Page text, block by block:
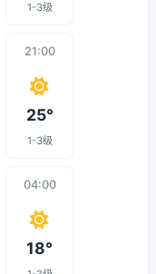
1-3级
21:00
25°
1-3级
04:00
18°